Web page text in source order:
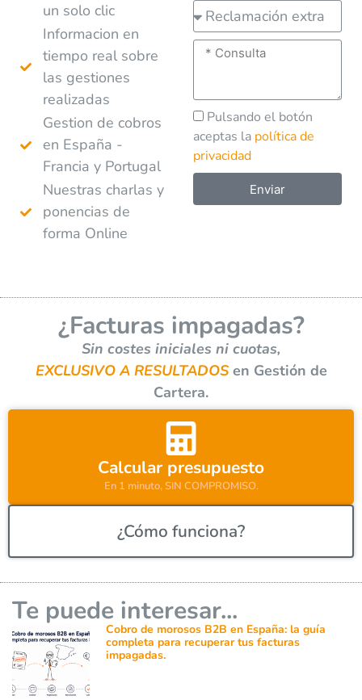
un solo clic
Informacion en
tiempo real sobre
las gestiones
realizadas
Gestion de cobros
en España -
Francia y Portugal
Nuestras charlas y
ponencias de
forma Online
Pulsando el botón
aceptas la política de
privacidad
Enviar
r
n
a
t
i
v
:
¿Facturas impagadas?
Sin costes iniciales ni cuotas,
EXCLUSIVO A RESULTADOSen Gestión de
Cartera.
Calcular presupuesto
En 1 minuto, SIN COMPROMISO.
¿Cómo funciona?
Te puede interesar...
Cobro de morosos B2B en España: la guía
completa para recuperar tus facturas
impagadas.